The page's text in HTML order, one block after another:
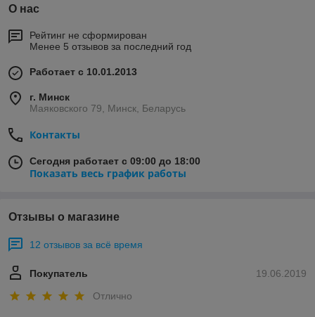
О нас
Рейтинг не сформирован
Менее 5 отзывов за последний год
Работает с 10.01.2013
г. Минск
Маяковского 79, Минск, Беларусь
Контакты
Сегодня работает с 09:00 до 18:00
Показать весь график работы
Отзывы о магазине
12 отзывов за всё время
19.06.2019
Покупатель
Отлично